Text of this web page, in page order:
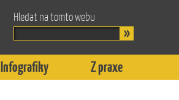
Hledat na tomto webu
Infografiky Z praxe